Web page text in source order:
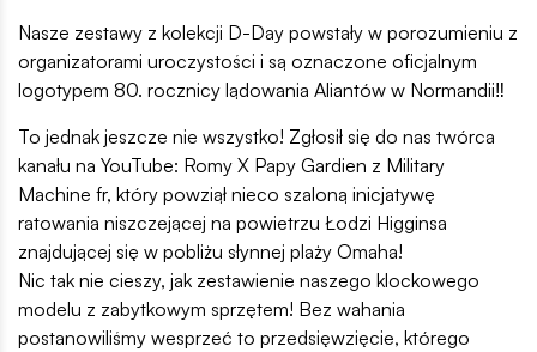
Nasze zestawy z kolekcji D-Day powstały w porozumieniu z
organizatorami uroczystości i są oznaczone oficjalnym
logotypem 80. rocznicy lądowania Aliantów w Normandii‼️
To jednak jeszcze nie wszystko! Zgłosił się do nas twórca
kanału na YouTube: Romy X Papy Gardien z Military
Machine fr, który powziął nieco szaloną inicjatywę
ratowania niszczejącej na powietrzu Łodzi Higginsa
znajdującej się w pobliżu słynnej plaży Omaha!
Nic tak nie cieszy, jak zestawienie naszego klockowego
modelu z zabytkowym sprzętem! Bez wahania
postanowiliśmy wesprzeć to przedsięwzięcie, którego